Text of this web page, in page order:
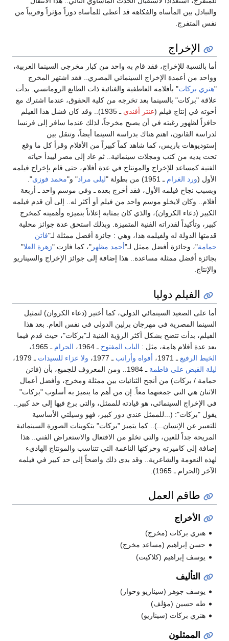
والتبادل بين المأساة والفكاهة قد أعطى للمأساة دوراً مؤثراً وقريباً من
نفس المتفرج.
الإخراج
أما بالنسبة للإخراج، فقد قام به واحد من كبار مخرجي السينما العربية،
وواحد من أعمدة الإخراج السينمائي المصري.. فقد اشتهر المخرج
"هنري بركات" بأفلامه العاطفية والغنائية ذات الطابع الرومانسي. بدأت
علاقة "بركات" بالسينما بعد تخرجه من كلية الحقوق، عندما اشترك مع
أخوته في إنتاج فيلم (عنتر أفندي
ـ 1935).. وقد كان فشل هذا الفيلم
حافزاً لظهور رغبته في أن يصبح مخرجاً، لذلك عندما سافر إلى فرنسا
لدراسة القانون، اهتم هناك بدراسة السينما أيضاً، وتنقل بين
إستوديوهات باريس، كما شاهد كماً كبيراً من الأفلام وقرأ كل ما وقع
تحت يديه من كتب ومجلات سينمائية.. ثم عاد إلى مصر ليبدأ حياته
الفنية كمساعد للإخراج والمونتاج في عدة أفلام، حتى قام بإخراج فيلمه
الأول (ورد الغرام ـ 1951) من بطولة " ليلى مراد" و"محمد فوزي".
وبسبب نجاح فيلمه الأول، فقد أخرج بعده ـ وفي موسم واحد ـ أربعة
أفلام.. وكان لايخلو موسم واحد من فيلم أو أكثر له.. إلى أن قدم فيلمه
الكبير (دعاء الكروان)، والذي كان بمثابة إعلاناً بتميزه وأهميته كمخرج
كبير، وتأكيداً لقدراته الفنية المتميزة. وبذلك استحق عدة جوائز محلية
قدمتها الدولة له ولفيلمه هذا، وهي : جائزة أفضل ممثلة لـ"فاتن
حمامة"، وجائزة أفضل ممثل لـ"أحمد مظهر "، كما فازت "زهرة العلا"
بجائزة أفضل ممثلة مساعدة.. هذا إضافة إلى جوائز الإخراج والسيناريو
والإنتاج.
الفيلم دوليا
أما على الصعيد السينمائي الدولي، كما أختير (دعاء الكروان) لتمثيل
السينما المصرية في مهرجان برلين الدولي في نفس العام. بعد هذا
الفيلم، بدأت تتضح بشكل أكثر الرؤية الفنية لـ"بركات"، حيث قدم فيما
بعد عدة أفلام هامة، مثل : الباب المفتوح ـ 1964، الحرام ـ 1965،
الخيط الرفيع ـ 1971، أفواه وأرانب ـ 1977، ولا عزاء للسيدات ـ 1979،
ليلة القبض على فاطمة
ـ 1984.. ومن المعروف للجميع، بأن (فاتن
حمامة / بركات) من أنجح الثنائيات بين ممثلة ومخرج، وأفضل أعمال
الاثنان هي التي جمعتهما معاً. إن من أهم ما يتميز به أسلوب "بركات"
في الإخراج السينمائي، هو قيادته للممثل، والتي برع فيها إلى حد كبير..
يقول "بركات": (...للممثل عندي دور كبير، فهو وسيلتي الأساسية
للتعبير عن الإنسان...).. كما يتميز "بركات" بتكوينات الصورة السينمائية
المريحة جداً للعين، والتي تخلو من الافتعال والاستعراض الفني.. هذا
إضافة إلى كاميرته وحركتها الناعمة التي تتناسب والمونتاج الهاديء
لهذه النعومة والشاعرية.. وقد بدى ذلك واضحاً إلى حد كبير في فيلمه
الآخر (الحرام ـ 1965).
طاقم العمل
الأخراج
هنري بركات (مخرج)
حسن إبراهيم (مساعد مخرج)
يوسف إبراهيم (كلاكيت)
التأليف
يوسف جوهر (سيناريو وحوار)
طه حسين (مؤلف)
هنري بركات (سيناريو)
الممثلون